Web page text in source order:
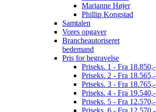
Marianne Højer
Phillip Kongstad
Samtalen
Vores opgaver
Brancheautoriseret
bedemand
Pris for begravelse
Priseks. 1 - Fra 18.850,-
Priseks. 2 - Fra 18.565,-
Priseks. 3 - Fra 18.765,-
Priseks. 4 - Fra 19.540,-
Priseks. 5 - Fra 12.570,-
Priseks. 6 - Fra 12.570,-